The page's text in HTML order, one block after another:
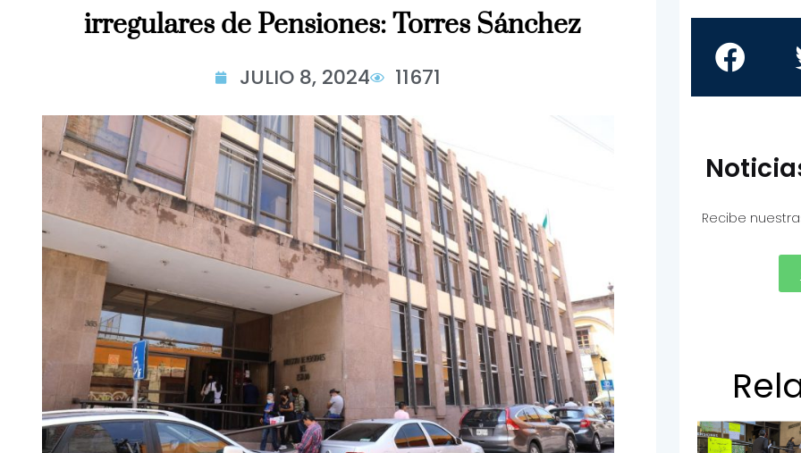
irregulares de Pensiones: Torres Sánchez
JULIO 8, 2024 11671
Recibe